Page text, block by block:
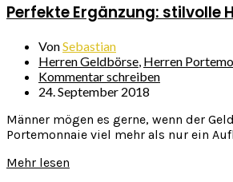
Perfekte Ergänzung: stilvolle
VonSebastian
Herren Geldbörse, Herren
Kommentar schreiben
24. September 2018
Männer mögen es gerne, wenn der
Portemonnaie viel mehr als nur ein
Mehr lesen